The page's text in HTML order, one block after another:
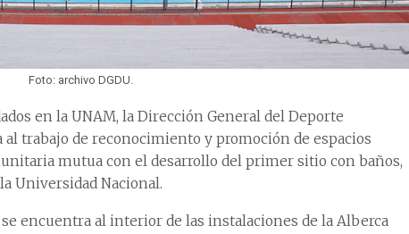
Foto: archivo DGDU.
en la UNAM, la Dirección General del Deporte
trabajo de reconocimiento y promoción de espacios
mutua con el desarrollo del primer sitio con baños,
Universidad Nacional.
encuentra al interior de las instalaciones de la Alberca